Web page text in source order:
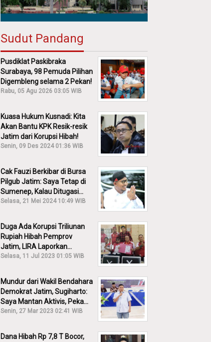
Sudut Pandang
Pusdiklat Paskibraka
Surabaya, 98 Pemuda Pilihan
Digembleng selama 2 Pekan!
Rabu, 05 Agu 2026 03:05 WIB
Kuasa Hukum Kusnadi: Kita
Akan Bantu KPK Resik-resik
Jatim dari Korupsi Hibah!
Senin, 09 Des 2024 01:36 WIB
Cak Fauzi Berkibar di Bursa
Pilgub Jatim: Saya Tetap di
Sumenep, Kalau Ditugasi
Partai Lain Cerita!
Selasa, 21 Mei 2024 10:49 WIB
Duga Ada Korupsi Triliunan
Rupiah Hibah Pemprov
Jatim, LIRA Laporkan
Khofifah ke KPK: Dia Harus
Selasa, 11 Jul 2023 01:05 WIB
Mundur dari Wakil Bendahara
Demokrat Jatim, Sugiharto:
Saya Mantan Aktivis, Peka
Sekali Kalau Ada yang
Senin, 27 Mar 2023 02:41 WIB
Dana Hibah Rp 7,8 T Bocor,